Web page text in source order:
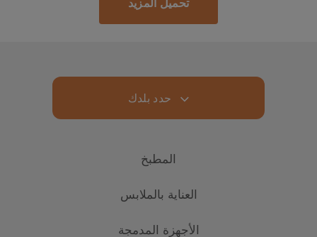
تحميل المزيد
حدد بلدك
المطبخ
التبريد
مُجَمِّدات
العناية بالملابس
الأجهزة المدمجة